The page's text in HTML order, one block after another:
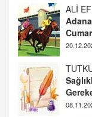
2 Kasım